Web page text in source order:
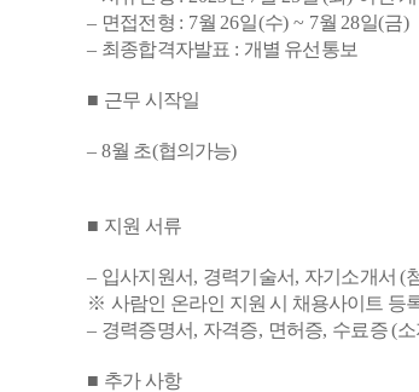
– 면접전형 : 7월 26일(수) ~ 7월 28일(금)
– 최종합격자발표 : 개별 유선통보
■ 근무 시작일
– 8월 초(협의가능)
■ 지원 서류
– 입사지원서, 경력기술서, 자기소개서(
※ 사람인 온라인 지원 시 채용사이트 등
– 경력증명서, 자격증, 면허증, 수료증(
■ 추가 사항